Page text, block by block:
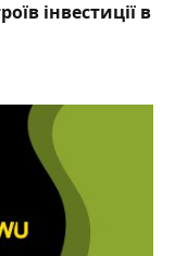
інвестиції в